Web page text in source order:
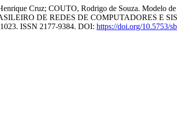
Cruz; COUTO, Rodrigo de Souza. Modelo de
DE REDES DE COMPUTADORES E
ISSN 2177-9384. DOI: https://doi.org/10.5753/